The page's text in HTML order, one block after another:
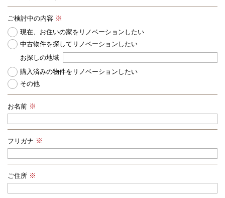
ご検討中の内容
現在、お住いの家をリノベーションしたい
中古物件を探してリノベーションしたい
お探しの地域
購入済みの物件をリノベーションしたい
その他
お名前
フリガナ
ご住所